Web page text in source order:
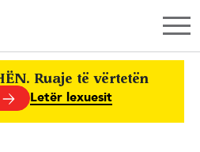
Ruaje të vërtetën
Letër lexuesit